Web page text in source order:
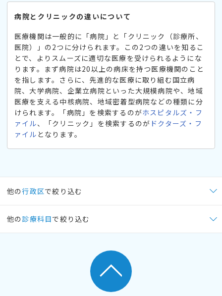
病院とクリニックの違いについて
医療機関は一般的に「病院」と「クリニック（診療所、
医院）」の2つに分けられます。この2つの違いを知るこ
とで、よりスムーズに適切な医療を受けられるようにな
ります。まず病院は20以上の病床を持つ医療機関のこと
を指します。さらに、先進的な医療に取り組む国立病
院、大学病院、企業立病院といった大規模病院や、地域
医療を支える中核病院、地域密着型病院などの種類に分
けられます。「病院」を検索するのがホスピタルズ・フ
ァイル、「クリニック」を検索するのが ドクターズ・フ
ァイル となります。
他の行政区で絞り込む
他の 診療科目で絞り込む